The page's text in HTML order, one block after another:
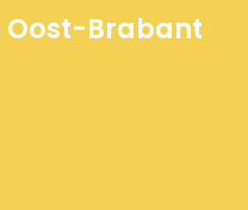
Oost-Brabant